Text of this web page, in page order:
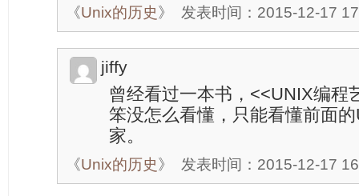
《Unix的历史 》 发表时间：2015-12-17
jiffy
曾经看过一本书，<<UNIX编程
笨没怎么看懂，只能看懂前面
家。
《Unix的历史 》 发表时间：2015-12-17